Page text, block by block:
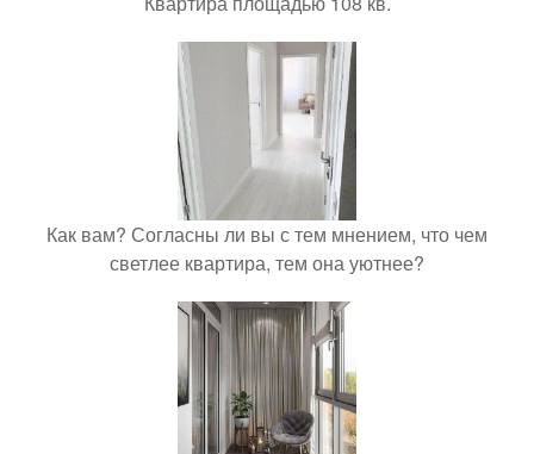
Как вам? Согласны ли вы с тем мнением, что чем
светлее квартира, тем она уютнее?